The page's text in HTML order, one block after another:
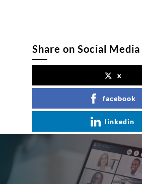
Share on Social Media
x
facebook
linkedin